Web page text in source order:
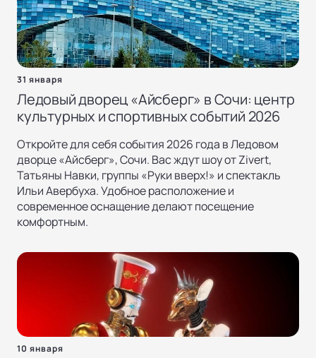
31 января
Ледовый дворец «Айсберг» в Сочи: центр
культурных и спортивных событий 2026
Откройте для себя события 2026 года в Ледовом
дворце «Айсберг», Сочи. Вас ждут шоу от Zivert,
Татьяны Навки, группы «Руки вверх!» и спектакль
Ильи Авербуха. Удобное расположение и
современное оснащение делают посещение
комфортным.
10 января